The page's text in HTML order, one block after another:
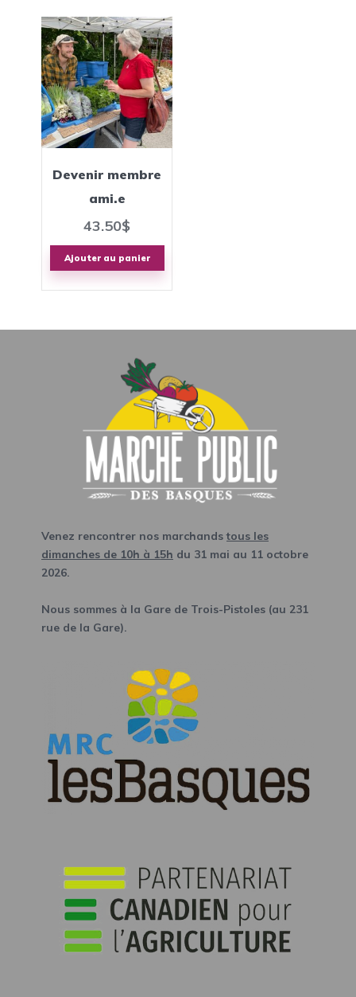
Devenir membre
ami.e
43.50$
Ajouter au panier
Venez rencontrer nos marchandstous les
dimanches de 10h à 15h du 31 mai au 11 octobre
2026.
Nous sommes à la Gare de Trois-Pistoles (au 231
rue de la Gare).